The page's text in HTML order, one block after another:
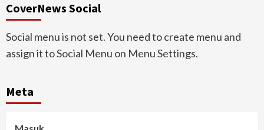
CoverNews Social
Social menu is not set. You need to create menu and
assign it to Social Menu on Menu Settings.
Meta